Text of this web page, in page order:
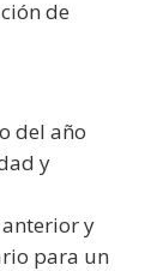
de
del año
y
y
para un